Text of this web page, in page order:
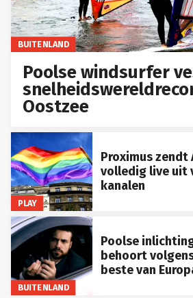
BUITENLAND
Poolse windsurfer
Oostzee
PLAY
Proximus zendt
volledig live uit
kanalen
BUITENLAND
Poolse
behoort
beste van